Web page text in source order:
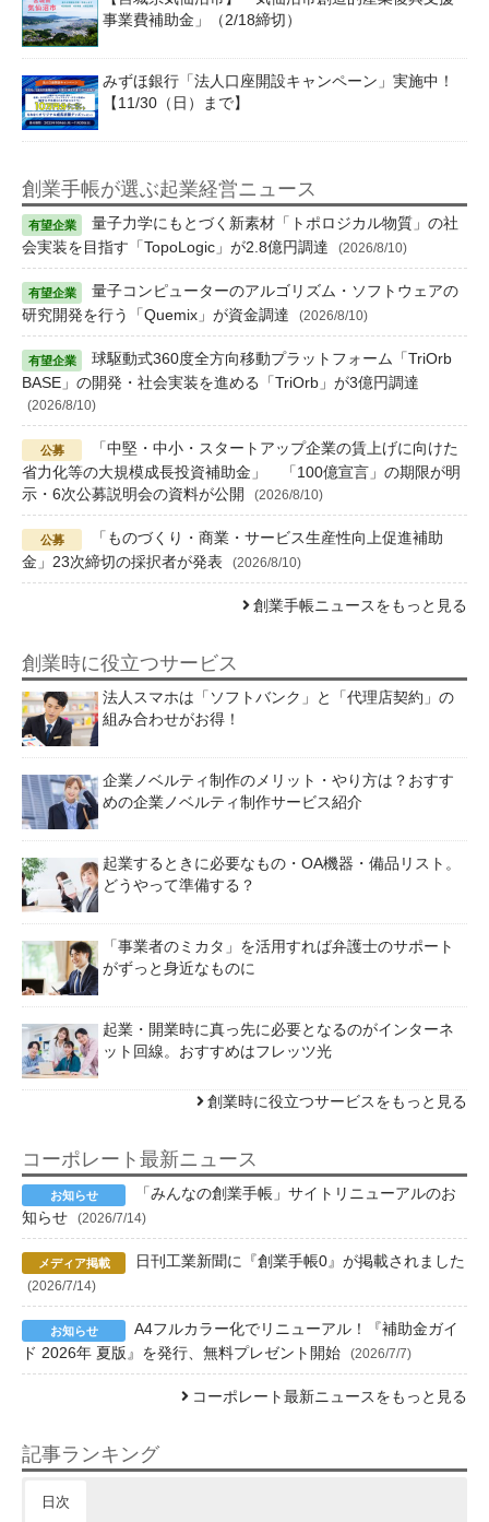
事業費補助金」（2/18締切）
みずほ銀行「法人口座開設キャンペーン」実施中！
【11/30（日）まで】
創業手帳が選ぶ起業経営ニュース
量子力学にもとづく新素材「トポロジカル物質」の社
会実装を目指す「TopoLogic」が2.8億円調達
(2026/8/10)
量子コンピューターのアルゴリズム・ソフトウェアの
研究開発を行う「Quemix」が資金調達
(2026/8/10)
球駆動式360度全方向移動プラットフォーム「TriOrb
BASE」の開発・社会実装を進める「TriOrb」が3億円調達
(2026/8/10)
「中堅・中小・スタートアップ企業の賃上げに向けた
省力化等の大規模成長投資補助金」 「100億宣言」の期限が明
示・6次公募説明会の資料が公開
(2026/8/10)
「ものづくり・商業・サービス生産性向上促進補助
金」23次締切の採択者が発表
(2026/8/10)
創業手帳ニュースをもっと見る
創業時に役立つサービス
法人スマホは「ソフトバンク」と「代理店契約」の
組み合わせがお得！
企業ノベルティ制作のメリット・やり方は？おすす
めの企業ノベルティ制作サービス紹介
起業するときに必要なもの・OA機器・備品リスト。
どうやって準備する？
「事業者のミカタ」を活用すれば弁護士のサポート
がずっと身近なものに
起業・開業時に真っ先に必要となるのがインターネ
ット回線。おすすめはフレッツ光
創業時に役立つサービスをもっと見る
コーポレート最新ニュース
「みんなの創業手帳」サイトリニューアルのお
知らせ
(2026/7/14)
日刊工業新聞に『創業手帳0』が掲載されました
(2026/7/14)
A4フルカラー化でリニューアル！『補助金ガイ
ド 2026年 夏版』を発行、無料プレゼント開始
(2026/7/7)
コーポレート最新ニュースをもっと見る
記事ランキング
日次